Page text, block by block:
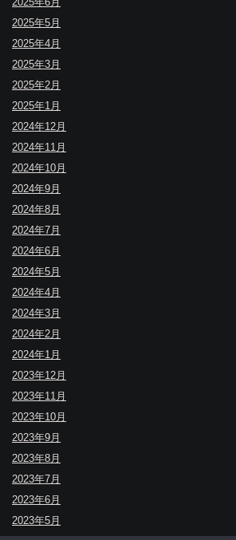
2025年5月
2025年4月
2025年3月
2025年2月
2025年1月
2024年12月
2024年11月
2024年10月
2024年9月
2024年8月
2024年7月
2024年6月
2024年5月
2024年4月
2024年3月
2024年2月
2024年1月
2023年12月
2023年11月
2023年10月
2023年9月
2023年8月
2023年7月
2023年6月
2023年5月